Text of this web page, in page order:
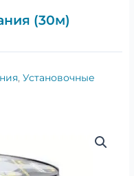
(30м)
, Установочные